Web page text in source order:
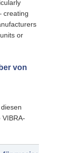
creating
or
von